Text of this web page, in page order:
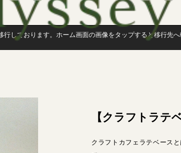
しております。ホーム画面の画像をタップすると移行先へ
【クラフトラテ
クラフトカフェラテベース